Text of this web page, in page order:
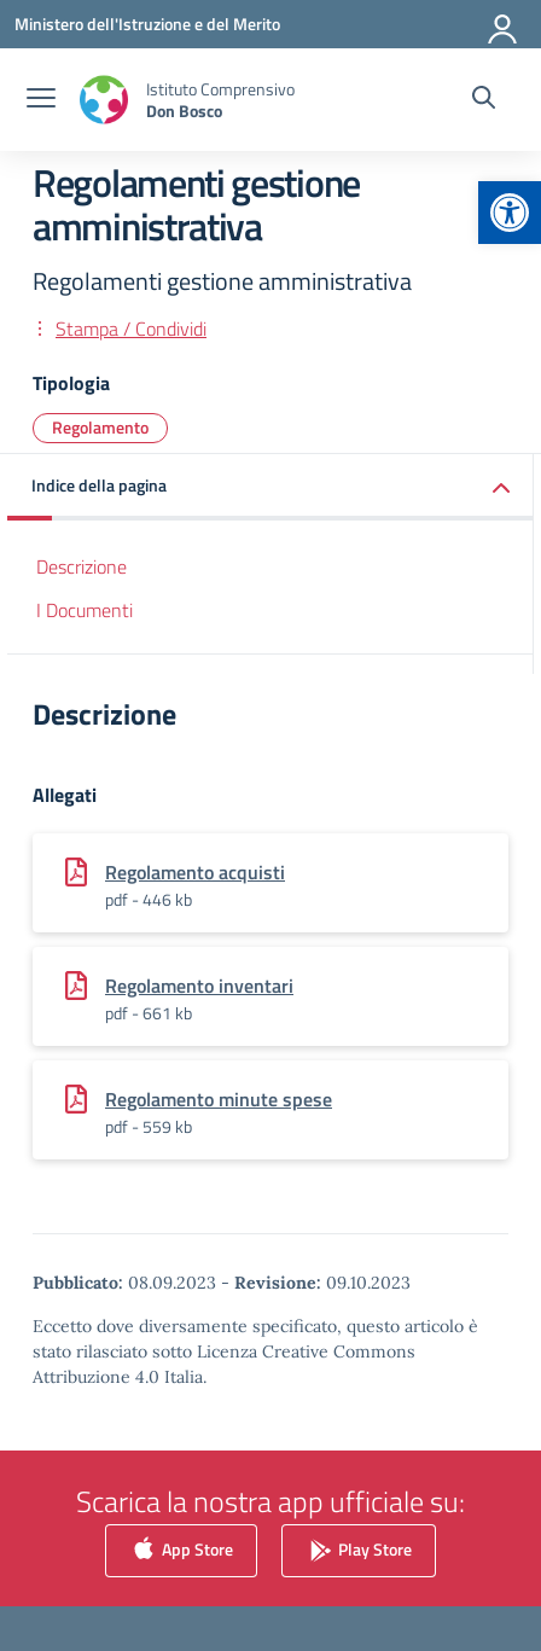
Vai ai contenuti
Vai al menu di navigazione
Vai al footer
Ministero dell'Istruzione e del Merito
Istituto Comprensivo
Don Bosco
Regolamenti gestione
amministrativa
Regolamenti gestione amministrativa
Stampa / Condividi
Tipologia
Regolamento
Indice della pagina
Descrizione
I Documenti
Descrizione
Allegati
Regolamento acquisti
pdf - 446 kb
Regolamento inventari
pdf - 661 kb
Regolamento minute spese
pdf - 559 kb
Pubblicato: 08.09.2023 - Revisione: 09.10.2023
Eccetto dove diversamente specificato, questo articolo è
stato rilasciato sotto Licenza Creative Commons
Attribuzione 4.0 Italia.
Scarica la nostra app ufficiale su:
App Store Play Store